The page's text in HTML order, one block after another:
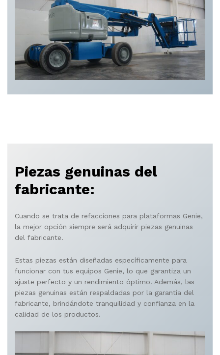
Piezas genuinas del
fabricante:
Cuando se trata de refacciones para plataformas Genie,
la mejor opción siempre será adquirir piezas genuinas
del fabricante.
Estas piezas están diseñadas específicamente para
funcionar con tus equipos Genie, lo que garantiza un
ajuste perfecto y un rendimiento óptimo. Además, las
piezas genuinas están respaldadas por la garantía del
fabricante, brindándote tranquilidad y confianza en la
calidad de los productos.